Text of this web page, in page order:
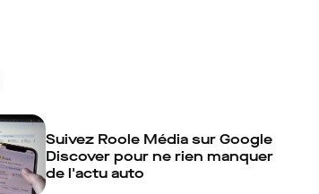
Suivez Roole Média sur Google
Discover pour ne rien manquer
de l'actu auto